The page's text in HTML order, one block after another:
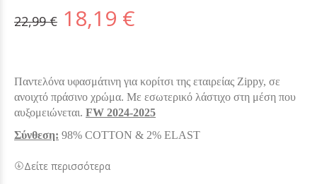
22,99 € 18,19 €
Παντελόνα υφασμάτινη για κορίτσι της εταιρείας Zippy, σε
ανοιχτό πράσινο χρώμα. Με εσωτερικό λάστιχο στη μέση που
αυξομειώνεται. FW 2024-2025
Σύνθεση: 98% COTTON & 2% ELAST
Δείτε περισσότερα